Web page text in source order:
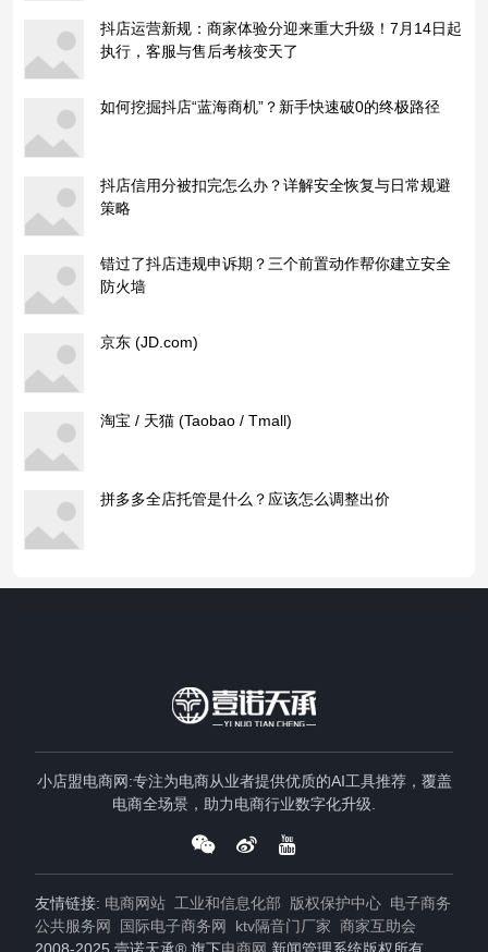
抖店运营新规：商家体验分迎来重大升级！7月14日起
执行，客服与售后考核变天了
如何挖掘抖店“蓝海商机”？新手快速破0的终极路径
抖店信用分被扣完怎么办？详解安全恢复与日常规避
策略
错过了抖店违规申诉期？三个前置动作帮你建立安全
防火墙
京东 (JD.com)
淘宝 / 天猫 (Taobao / Tmall)
拼多多全店托管是什么？应该怎么调整出价
小店盟电商网:专注为电商从业者提供优质的AI工具推荐，覆盖
电商全场景，助力电商行业数字化升级.
友情链接: 电商网站 工业和信息化部 版权保护中心 电子商务
公共服务网
国际电子商务网 ktv隔音门厂家 商家互助会